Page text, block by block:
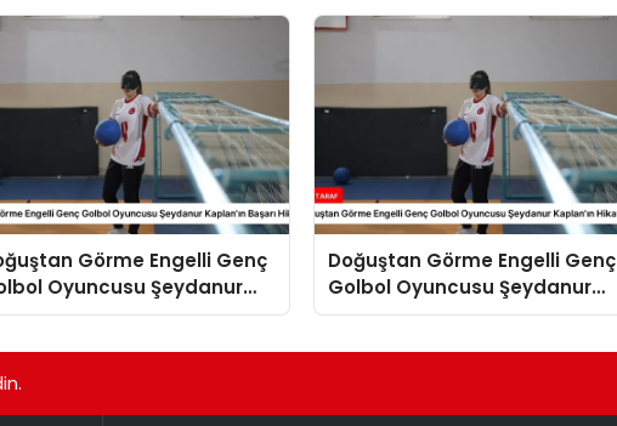
Görme Engelli Genç
Oyuncusu Şeydanur
Başarı Hikayesi
Doğuştan Görme Engelli Genç
Golbol Oyuncusu Şeydanur
Kaplan’ın Hikayesi